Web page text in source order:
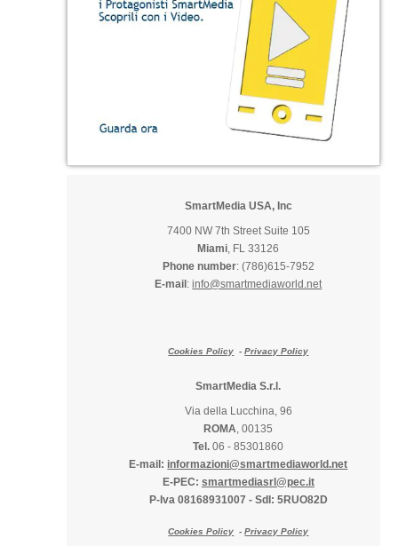
SmartMedia USA, Inc
7400 NW 7th Street Suite 105
Miami, FL 33126
Phone number: (786)615-7952
E-mail :info@smartmediaworld.net
Cookies Policy -Privacy Policy
SmartMedia S.r.l.
Via della Lucchina, 96
ROMA, 00135
Tel. 06 - 85301860
E-mail: informazioni@smartmediaworld.net
E-PEC: smartmediasrl@pec.it
P-Iva 08168931007 - SdI: 5RUO82D
Cookies Policy -Privacy Policy